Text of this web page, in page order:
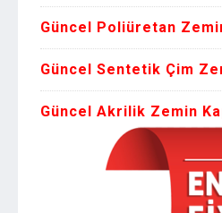
Güncel Poliüretan
Güncel Sentetik Çim
Güncel Akrilik Zemin